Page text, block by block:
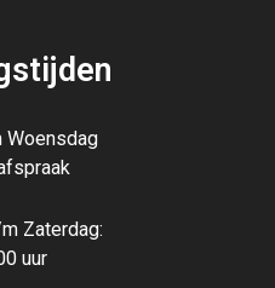
Woensdag
Zaterdag:
uur